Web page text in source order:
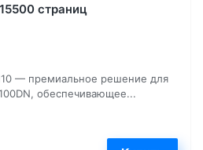
страниц
— премиальное решение для
обеспечивающее...